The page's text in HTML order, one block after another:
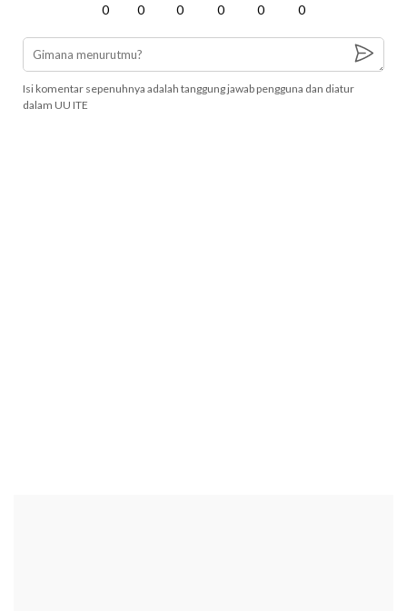
0 0 0 0 0 0
Isi komentar sepenuhnya adalah tanggung jawab pengguna dan diatur
dalam UU ITE